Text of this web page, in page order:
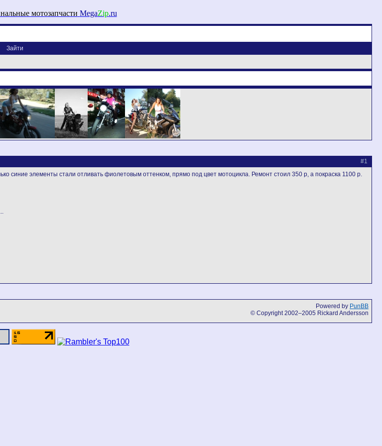
мотозапчасти MegaZip.ru
Зайти
#1
синие элементы стали отливать фиолетовым оттенком, прямо под цвет мотоцикла. Ремонт стоил 350 р, а покраска 1100 р.
Powered by PunBB
© Copyright 2002–2005 Rickard Andersson